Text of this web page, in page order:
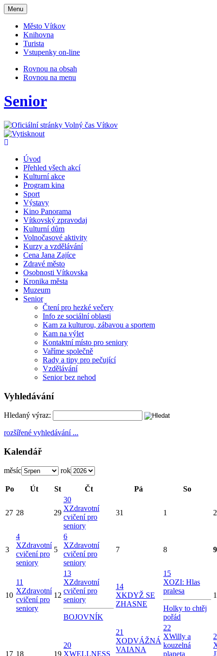
Otevřit
navigaci
Menu
Město Vítkov
Knihovna
Turista
Vstupenky on-line
Rovnou na obsah
Rovnou na menu
Senior
Úvod
Přehled všech akcí
Kulturní akce
Program kina
Sport
Výstavy
Kino Panorama
Vítkovský zpravodaj
Kulturní dům
Volnočasové aktivity
Kurzy a vzdělávání
Cena Jana Zajíce
Zdravé město
Osobnosti Vítkovska
Kronika města
Muzeum
Senior
Čtení pro hezké večery
Info ze sociální oblasti
Kam za kulturou, zábavou a sportem
Kam na výlet
Kontaktní místo pro seniory
Vaříme společně
Rady a tipy pro pečující
Vzdělávání
Senior bez nehod
Vyhledávání
Hledaný výraz:
rozšířené vyhledávání ...
Kalendář
měsíc rok
Po Út St Čt Pá So
27 28 29
30
XZdravotní
cvičení pro
seniory
31 1 2
3
4
XZdravotní
cvičení pro
seniory
5
6
XZdravotní
cvičení pro
seniory
7 8 9
10
11
XZdravotní
cvičení pro
seniory
12
13
XZdravotní
cvičení pro
seniory
BOJOVNÍK
14
XKDYŽ SE
ZHASNE
15
XOZI: Hlas
pralesa
Holky to chtěj
pořád
17 18 19
20
XWELLNESS
21
XODVÁŽNÁ
VAIANA
22
XWilly a
kouzelná
planeta